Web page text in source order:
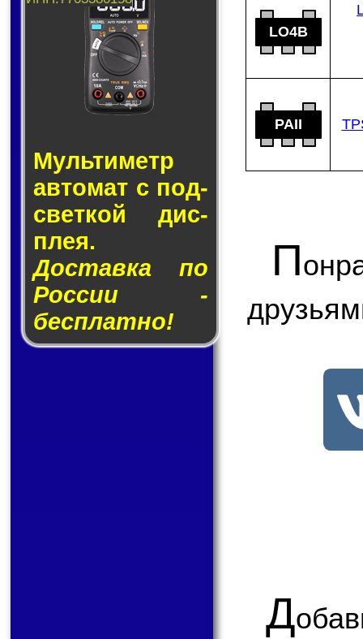
Муль­ти­метр
ав­то­мат с под­
свет­кой дис­
плея.
Доставка по
России -
бесплатно!
LO4B
PAII
П
Д